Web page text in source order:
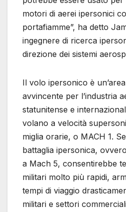
motori di aerei ipersonici
portafiamme”, ha detto
ingegnere di ricerca
direzione dei sistemi
Il volo ipersonico è
avvincente per l’industria
statunitense e
volano a velocità
miglia orarie, o MACH 1.
battaglia ipersonica,
a Mach 5, consentirebbe
militari molto più rapidi,
tempi di viaggio
militari e settori